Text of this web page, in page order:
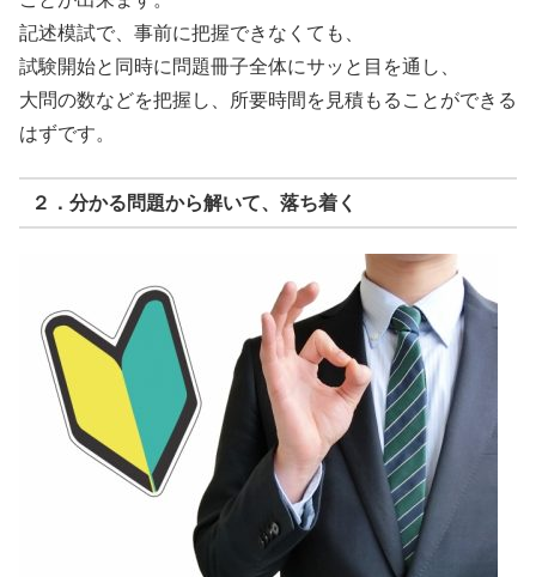
記述模試で、事前に把握できなくても、
試験開始と同時に問題冊子全体にサッと目を通し、
大問の数などを把握し、所要時間を見積もることができる
はずです。
２．分かる問題から解いて、落ち着く